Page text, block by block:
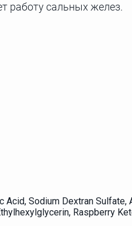
работу сальных желез.
Sodium Dextran Sulfate,
Raspberry